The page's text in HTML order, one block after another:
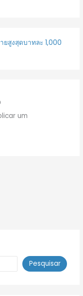
สูงสุดบาทละ 1,000
um
Pesquisar